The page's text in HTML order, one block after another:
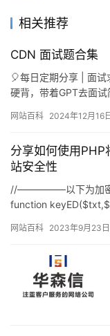
相关推荐
CDN 面试题合集
🎈每日定期分享 | 面
硬背，带着GPT去面
网站百科 2024年12月16日
分享如何使用PHP
站安全性
//—————以下为加
function
网站百科 2023年9月23日